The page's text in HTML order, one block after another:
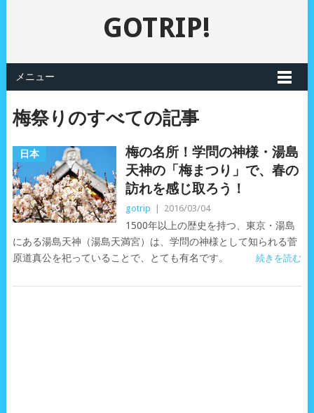
GOTRIP!
メニュー
梅祭りのすべての記事
日本
梅の名所！学問の神様・湯島
天神の「梅まつり」で、春の
訪れを感じ取ろう！
gotrip 2016/03/04
1500年以上の歴史を持つ、東京・湯島
にある湯島天神（湯島天満宮）は、学問の神様として知られる菅
原道真公を祀っていることで、とても有名です。
続きを読む